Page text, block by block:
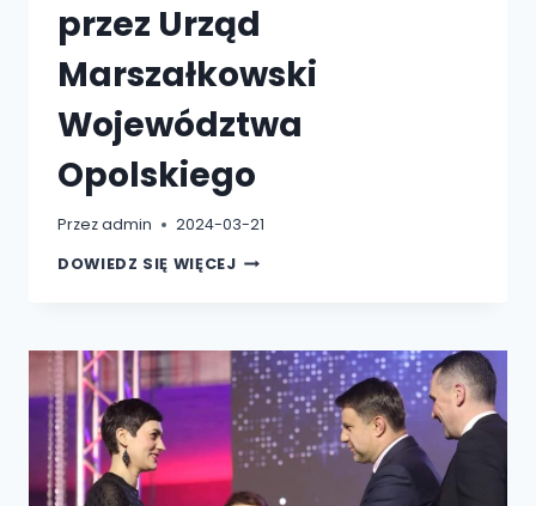
przez Urząd
Marszałkowski
Województwa
Opolskiego
Przezadmin
2024-03-21
DOWIEDZ SIĘ WIĘCEJUDZIAŁ
REGIONALNEGO
ŚWIĘTA
NAUKI
ORGANIZOWANEGO
PRZEZ
URZĄD
MARSZAŁKOWSKI
WOJEWÓDZTWA
OPOLSKIEGO